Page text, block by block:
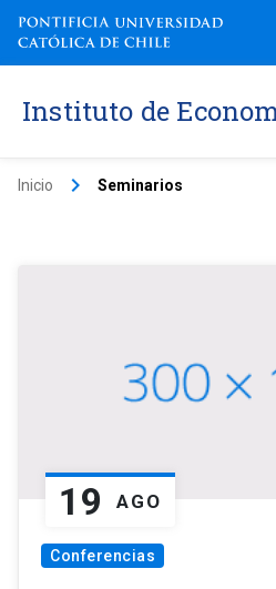
Instituto de
Inicio keyboard_arrow_right Seminarios
19 AGO
Conferencias